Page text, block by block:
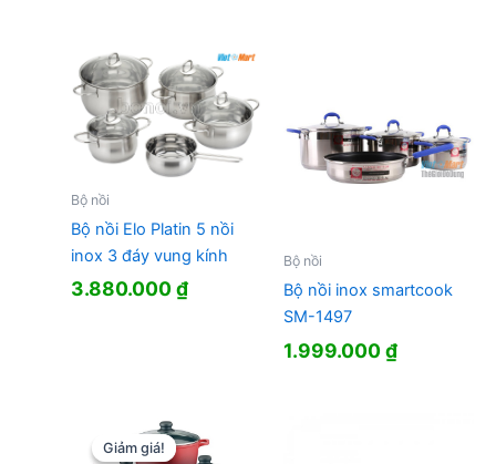
Bộ nồi
Bộ nồi Elo Platin 5 nồi
inox 3 đáy vung kính
3.880.000₫
Bộ nồi
Bộ nồi inox smartcook
SM-1497
1.999.000₫
Giảm giá!
Giảm giá!